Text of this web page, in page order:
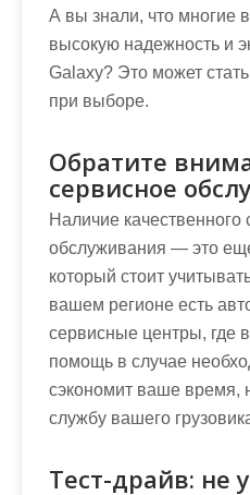
А вы знали, что многие
высокую надежность и
Galaxy? Это может
при выборе.
Обратите
сервисное
Наличие качественного
обслуживания — это
который стоит
вашем регионе есть
сервисные центры, где
помощь в случае
сэкономит ваше время,
службу вашего
Тест-драйв: не